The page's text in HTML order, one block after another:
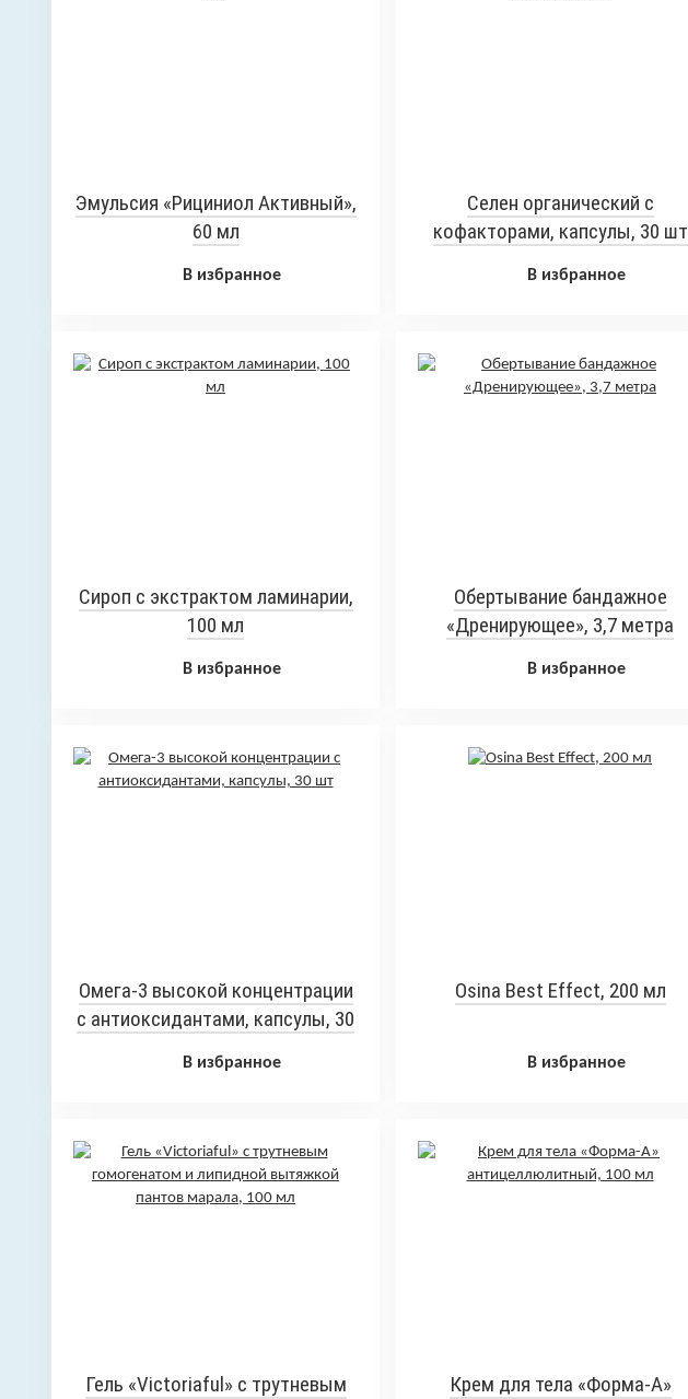
Эмульсия «Рициниол Активный»,
60 мл
В избранное
Селен органический с
кофакторами, капсулы, 30 шт
В избранное
Сироп с экстрактом ламинарии,
100 мл
В избранное
Обертывание бандажное
«Дренирующее», 3,7 метра
В избранное
Омега-3 высокой концентрации
с антиоксидантами, капсулы, 30
В избранное
Osina Best Effect, 200 мл
В избранное
Гель «Victoriaful» с трутневым
Крем для тела «Форма-А»